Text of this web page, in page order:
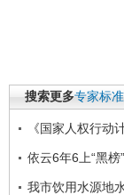
搜索更多专家标准
《国家人权行动
依云6年6上“黑榜
我市饮用水源地